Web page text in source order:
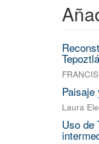
Laura
Uso de